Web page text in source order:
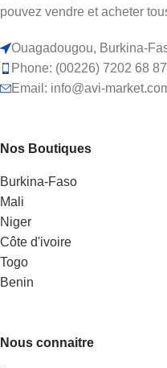
pouvez vendre et acheter
Ouagadougou, Burkina-
Phone: (00226) 7202 68 87
Email: info@avi-
Nos Boutiques
Burkina-Faso
Mali
Niger
Côte d'ivoire
Togo
Benin
Nous connaitre